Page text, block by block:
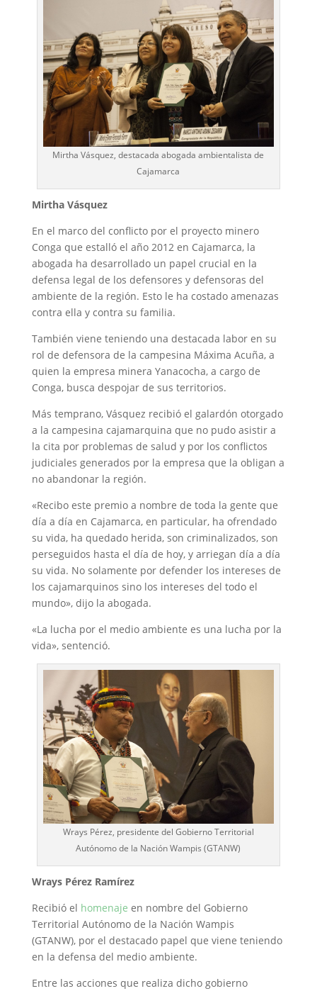
Mirtha Vásquez, destacada abogada ambientalista de
Cajamarca
Mirtha Vásquez
En el marco del conflicto por el proyecto minero
Conga que estalló el año 2012 en Cajamarca, la
abogada ha desarrollado un papel crucial en la
defensa legal de los defensores y defensoras del
ambiente de la región. Esto le ha costado amenazas
contra ella y contra su familia.
También viene teniendo una destacada labor en su
rol de defensora de la campesina Máxima Acuña, a
quien la empresa minera Yanacocha, a cargo de
Conga, busca despojar de sus territorios.
Más temprano, Vásquez recibió el galardón otorgado
a la campesina cajamarquina que no pudo asistir a
la cita por problemas de salud y por los conflictos
judiciales generados por la empresa que la obligan a
no abandonar la región.
«Recibo este premio a nombre de toda la gente que
día a día en Cajamarca, en particular, ha ofrendado
su vida, ha quedado herida, son criminalizados, son
perseguidos hasta el día de hoy, y arriegan día a día
su vida. No solamente por defender los intereses de
los cajamarquinos sino los intereses del todo el
mundo», dijo la abogada.
«La lucha por el medio ambiente es una lucha por la
vida», sentenció.
Wrays Pérez, presidente del Gobierno Territorial
Autónomo de la Nación Wampis (GTANW)
Wrays Pérez Ramírez
Recibió el homenaje en nombre del Gobierno
Territorial Autónomo de la Nación Wampis
(GTANW), por el destacado papel que viene teniendo
en la defensa del medio ambiente.
Entre las acciones que realiza dicho gobierno